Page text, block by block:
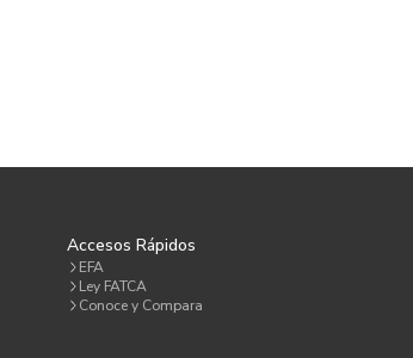
Accesos Rápidos
EFA
Ley FATCA
Conoce y Compara